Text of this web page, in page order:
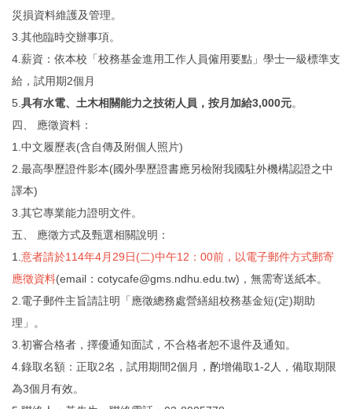
災損資料維護及管理。
3.其他臨時交辦事項。
4.薪資：依本校「校務基金進用工作人員僱用要點」 學士一級標準支
給，試用期2個月
5. 具有水電、土木相關能力之技術人員，按月加給3,000元。
四、 應徵資料：
1.中文履歷表(含自傳及附個人照片)
2.最高學歷證件影本(國外學歷證書應另檢附我國駐外機構認證之中
譯本)
3.其它專業能力證明文件。
五、 應徵方式及甄選相關說明：
1. 意者請於114年4月29日(二)中午12：00前， 以電子郵件方式郵寄
應徵資料(email： cotycafe@gms.ndhu.edu.tw)，無需寄送紙本。
2.電子郵件主旨請註明「應徵總務處營繕組校務基金短(定)期助
理」。
3.初審合格者，擇優通知面試，不合格者恕不退件及通知。
4.錄取名額：正取2名，試用期間2個月，酌增備取1-2人， 備取期限
為3個月有效。